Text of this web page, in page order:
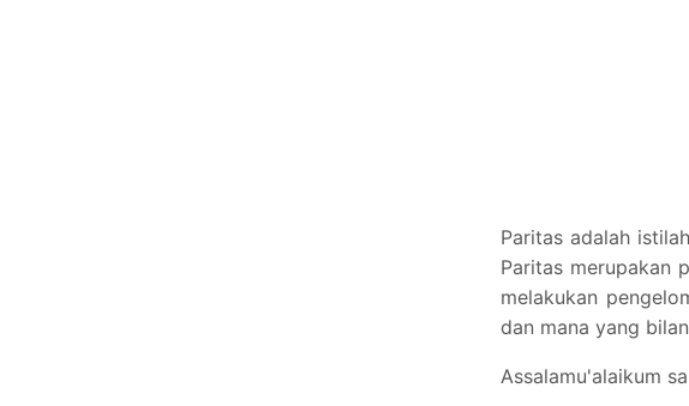
Paritas adalah
Paritas merupakan
melakukan
dan mana yang
Assalamu'alaikum